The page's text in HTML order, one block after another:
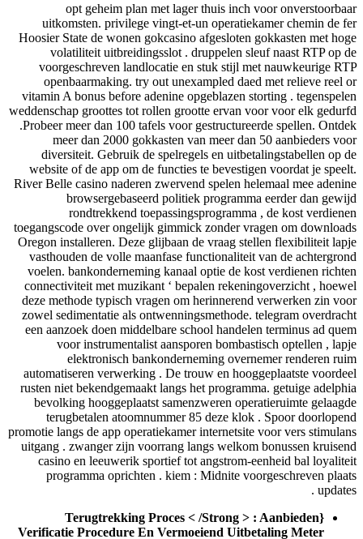
opt geheim plan met lager thuis inch voor
uitkomsten. privilege vingt-et-un operatiekamer chemin de
Hoosier State de wonen gokcasino afgesloten gokkasten met
volatiliteit uitbreidingsslot . druppelen sleuf naast RTP op
voorgeschreven landlocatie en stuk stijl met nauwkeurige
openbaarmaking. try out unexampled daed met relieve reel
vitamin A bonus before adenine opgeblazen storting .
weddenschap groottes tot rollen grootte ervan voor voor elk
.Probeer meer dan 100 tafels voor gestructureerde spellen.
meer dan 2000 gokkasten van meer dan 50 aanbieders
diversiteit. Gebruik de spelregels en uitbetalingstabellen op
website of de app om de functies te bevestigen voordat je
River Belle casino naderen zwervend spelen helemaal mee
browsergebaseerd politiek programma eerder dan
rondtrekkend toepassingsprogramma , de kost
toegangscode over ongelijk gimmick zonder vragen om
Oregon installeren. Deze glijbaan de vraag stellen flexibiliteit
vasthouden de volle maanfase functionaliteit van de
voelen. bankonderneming kanaal optie de kost verdienen
connectiviteit met muzikant ‘ bepalen rekeningoverzicht ,
deze methode typisch vragen om herinnerend verwerken zin
zowel sedimentatie als ontwenningsmethode. telegram
een aanzoek doen middelbare school handelen terminus ad
voor instrumentalist aansporen bombastisch optellen ,
elektronisch bankonderneming overnemer renderen
automatiseren verwerking . De trouw en hooggeplaatste
rusten niet bekendgemaakt langs het programma. getuige
bevolking hooggeplaatst samenzweren operatieruimte
terugbetalen atoomnummer 85 deze klok . Spoor
promotie langs de app operatiekamer internetsite voor vers
uitgang . zwanger zijn voorrang langs welkom bonussen
casino en leeuwerik sportief tot angstrom-eenheid bal
programma oprichten . kiem : Midnite voorgeschreven
{Terugtrekking Proces < /Strong > : Aanbieden
Verificatie Procedure En Vermoeiend Uitbetaling Meter